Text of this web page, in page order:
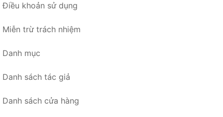
Điều khoản sử dụng
Miễn trừ trách nhiệm
Danh mục
Danh sách tác giả
Danh sách cửa hàng